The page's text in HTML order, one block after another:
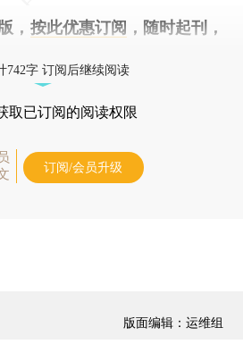
， 按此优惠订阅 ，随时起刊，
742字 订阅后继续阅读
取已订阅的阅读权限
订阅/会员升级
版面编辑：运维组